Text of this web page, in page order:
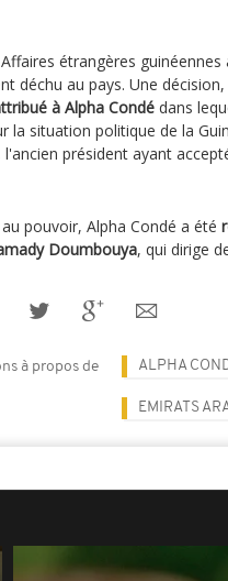
étrangères
déchu au pays. Une
à Alpha Condé dans
la situation politique de la
président ayant
pouvoir, Alpha Condé a été
Doumbouya, qui dirige
à propos de ALPHA
EMIRATS